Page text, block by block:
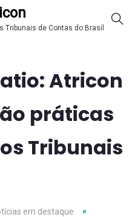
de Contas do Brasil
Atricon
práticas
Tribunais
em destaque